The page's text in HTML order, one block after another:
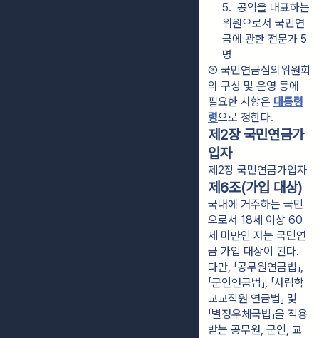
5.  공익을 대표하는
위원으로서 국민연
금에 관한 전문가 5
명
③ 국민연금심의위원회
의 구성 및 운영 등에
필요한 사항은 대통령
령으로 정한다.
제2장 국민연금가
입자
제2장 국민연금가입자
제6조(가입 대상)
국내에 거주하는 국민
으로서 18세 이상 60
세 미만인 자는 국민연
금 가입 대상이 된다.
다만, 「공무원연금법」,
「군인연금법」, 「사립학
교교직원 연금법」 및
「별정우체국법」을 적용
받는 공무원, 군인, 교